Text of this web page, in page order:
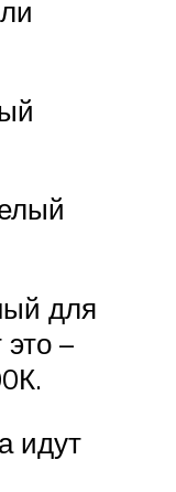
для
–
идут